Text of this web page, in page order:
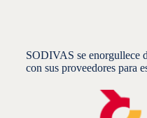
SODIVAS se enorgullece
con sus proveedores para